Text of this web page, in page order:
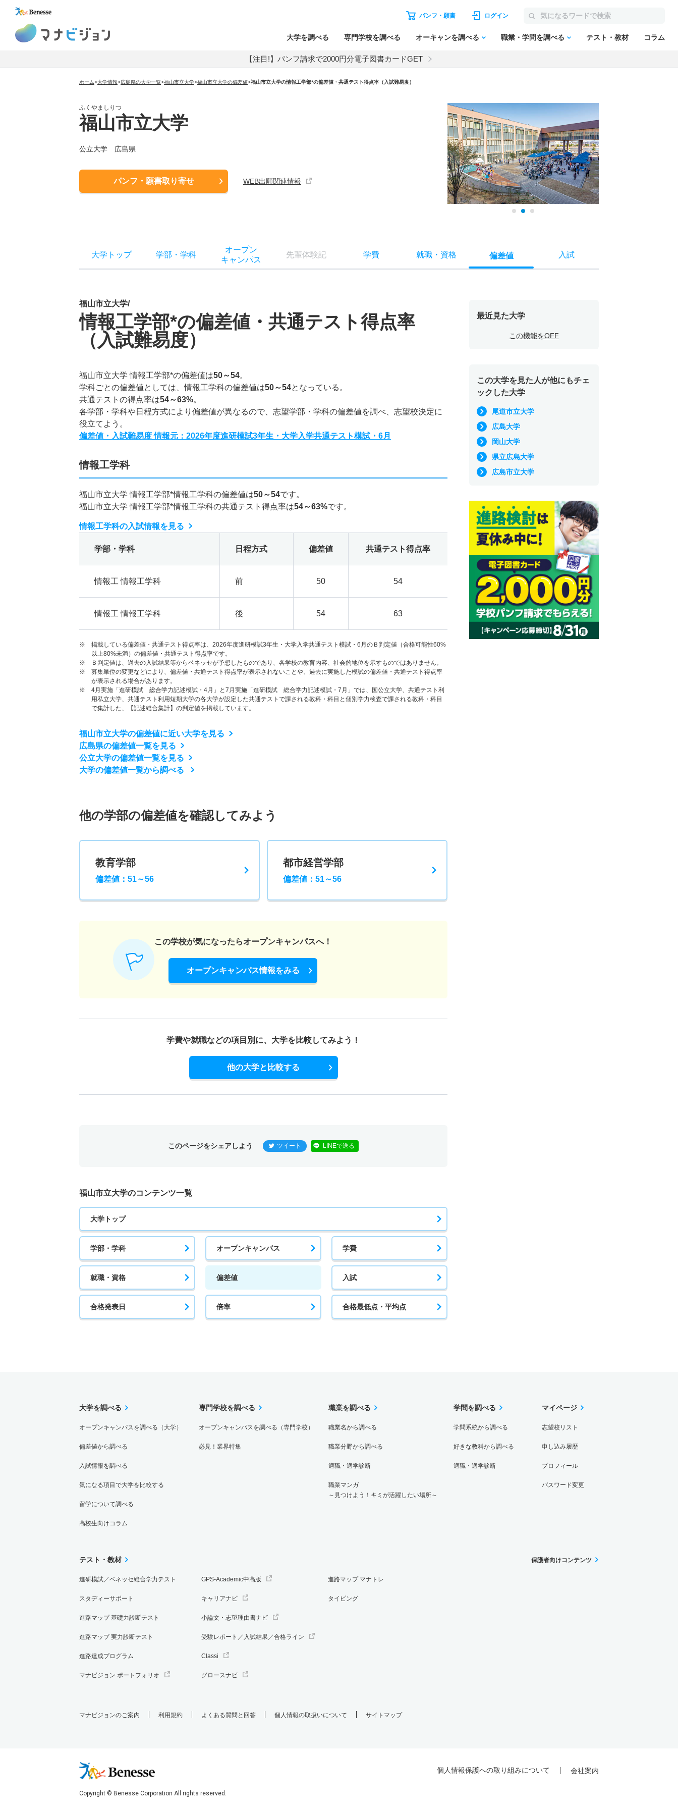
パンフ・願書 ログイン
大学を調べる 専門学校を調べる オーキャンを調べる 職業・学問を調べる テスト・教材 コラム
【注目!】パンフ請求で2000円分電子図書カードGET
ホーム>大学情報>広島県の大学一覧>福山市立大学>福山市立大学の偏差値>福山市立大学の情報工学部*の偏差値・共通テスト得点率（入試難易度）
ふくやましりつ
福山市立大学
公立大学 広島県
パンフ・願書取り寄せ WEB出願関連情報
大学トップ 学部 ・ 学科
オープン
キャンパス
先輩体験記 学費 就職・ 資格 偏差値 入試
福山市立大学/
情報工学部*の偏差値・共通テスト得点率
（入試難易度）
福山市立大学 情報工学部*の偏差値は50～54。
学科ごとの偏差値としては、情報工学科の偏差値は50～54となっている。
共通テストの得点率は54～63%。
各学部・学科や日程方式により偏差値が異なるので、志望学部・学科の偏差値を調べ、志望校決定に
役立てよう。
偏差値・入試難易度 情報元：2026年度進研模試3年生・大学入学共通テスト模試・6月
情報工学科
福山市立大学 情報工学部*情報工学科の偏差値は50～54です。
福山市立大学 情報工学部*情報工学科の共通テスト得点率は54～63%です。
情報工学科の入試情報を見る
学部・学科 日程方式 偏差値 共通テスト得点率
情報工 情報工学科 前 50 54
情報工 情報工学科 後 54 63
※ 掲載している偏差値・共通テスト得点率は、2026年度進研模試3年生・大学入学共通テスト模試・6月のＢ判定値（合格可能性60%
以上80%未満）の偏差値・共通テスト得点率です。
※ Ｂ判定値は、過去の入試結果等からベネッセが予想したものであり、各学校の教育内容、社会的地位を示すものではありません。
※ 募集単位の変更などにより、偏差値・共通テスト得点率が表示されないことや、過去に実施した模試の偏差値・共通テスト得点率
が表示される場合があります。
※ 4月実施「進研模試 総合学力記述模試・4月」と7月実施「進研模試 総合学力記述模試・7月」では、国公立大学、共通テスト利
用私立大学、共通テスト利用短期大学の各大学が設定した共通テストで課される教科・科目と個別学力検査で課される教科・科目
で集計した、【記述総合集計】の判定値を掲載しています。
福山市立大学の偏差値に近い大学を見る
広島県の偏差値一覧を見る
公立大学の偏差値一覧を見る
大学の偏差値一覧から調べる
他の学部の偏差値を確認してみよう
教育学部
偏差値：51～56
都市経営学部
偏差値：51～56
この学校が気になったらオープンキャンパスへ！
オープンキャンパス情報をみる
学費や就職などの項目別に、 大学を比較してみよう！
他の大学と比較する
このページをシェアしよう ツイート LINEで送る
福山市立大学のコンテンツ一覧
大学トップ
学部・学科 オープンキャンパス 学費
就職・資格 偏差値 入試
合格発表日 倍率 合格最低点・平均点
最近見た大学
この機能をOFF
この大学を見た人が他にもチェ
ックした大学
尾道市立大学
広島大学
岡山大学
県立広島大学
広島市立大学
大学を調べる
オープンキャンパスを調べる（大学）
偏差値から調べる
入試情報を調べる
気になる項目で大学を比較する
留学について調べる
高校生向けコラム
専門学校を調べる
オープンキャンパスを調べる（専門学校）
必見！業界特集
職業を調べる
職業名から調べる
職業分野から調べる
適職・適学診断
職業マンガ
～見つけよう！キミが活躍したい場所～
学問を調べる
学問系統から調べる
好きな教科から調べる
適職・適学診断
マイページ
志望校リスト
申し込み履歴
プロフィール
パスワード変更
テスト・教材
進研模試／ベネッセ総合学力テスト
スタディーサポート
進路マップ 基礎力診断テスト
進路マップ 実力診断テスト
進路達成プログラム
マナビジョン ポートフォリオ
GPS-Academic中高版
キャリアナビ
小論文・志望理由書ナビ
受験レポート／入試結果／合格ライン
Classi
グロースナビ
進路マップ マナトレ
タイピング
保護者向けコンテンツ
マナビジョンのご案内 利用規約 よくある質問と回答 個人情報の取扱いについて サイトマップ
個人情報保護への取り組みについて 会社案内
Copyright © Benesse Corporation All rights reserved.